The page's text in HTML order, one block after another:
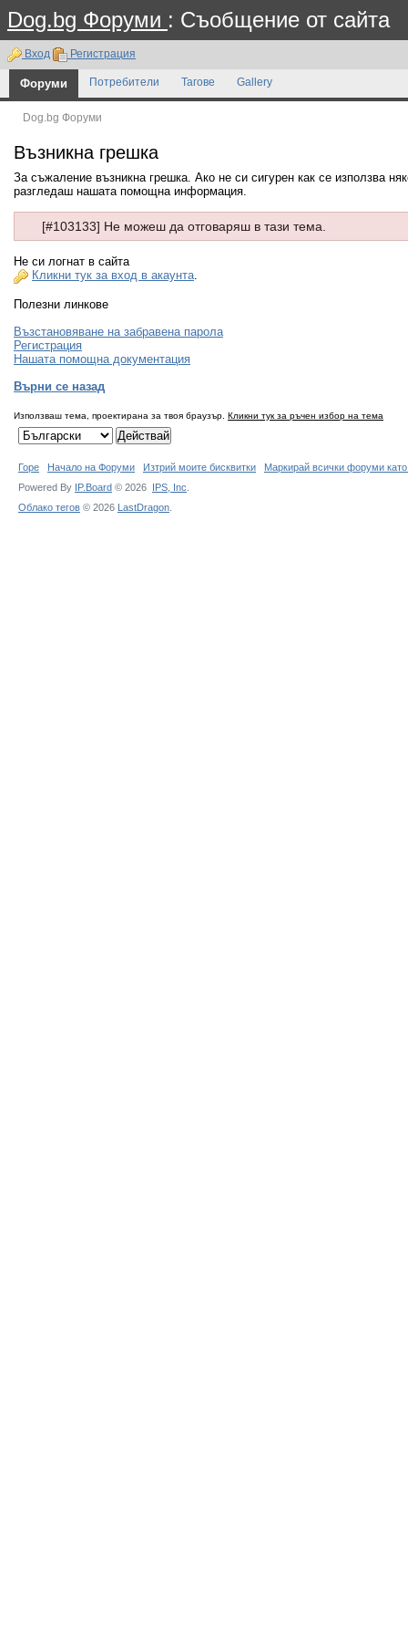
Dog.bg Форуми : Съобщение от сайта
Вход Регистрация
Форуми Потребители Тагове Gallery
Dog.bg Форуми
Възникна грешка
За съжаление възникна грешка. Ако не си сигурен как се използва
разгледаш нашата помощна информация.
[#103133] Не можеш да отговаряш в тази тема.
Не си логнат в сайта
Кликни тук за вход в акаунта.
Полезни линкове
Възстановяване на забравена парола
Регистрация
Нашата помощна документация
Върни се назад
Използваш тема, проектирана за твоя браузър. Кликни тук за ръчен избор на тема
Горе Начало на Форуми Изтрий моите бисквитки
Маркирай всички форуми
Powered By IP.Board © 2026 IPS, Inc
Облако тегов © 2026 LastDragon